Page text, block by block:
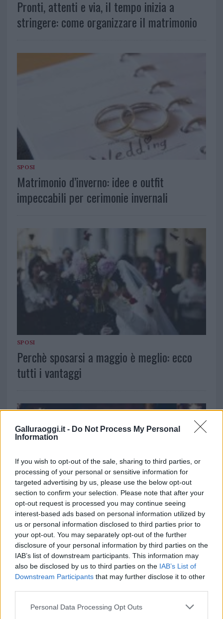
Galluraoggi.it - Do Not Process My Personal
Information
If you wish to opt-out of the sale, sharing to third parties, or
processing of your personal or sensitive information for
targeted advertising by us, please use the below opt-out
section to confirm your selection. Please note that after your
opt-out request is processed you may continue seeing
interest-based ads based on personal information utilized by
us or personal information disclosed to third parties prior to
your opt-out. You may separately opt-out of the further
disclosure of your personal information by third parties on the
IAB’s list of downstream participants. This information may
also be disclosed by us to third parties on the IAB’s List of
Downstream Participants that may further disclose it to other
Please note that this website/app uses one or more Google
Personal Data Processing Opt Outs
Pronti, attenti e via, il tempo inizia a
stringere: come organizzare il matrimonio
SPOSI
Matrimonio d’inverno: idee e outfit
impeccabili per cerimonie invernali
SPOSI
Perchè sposarsi a maggio è meglio: ecco
tutti i vantaggi
SPOSI
I 5 dettagli che rendono ogni matrimonio
unico e indimenticabile